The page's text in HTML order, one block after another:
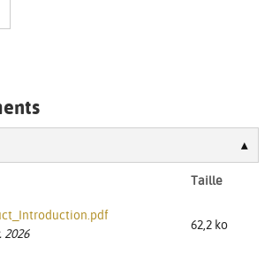
Taille
2026
62,2 ko